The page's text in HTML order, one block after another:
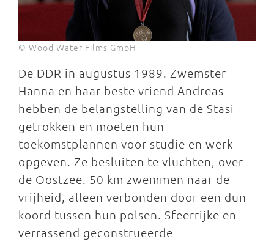
© Wood Water Films GmbH
De DDR in augustus 1989. Zwemster
Hanna en haar beste vriend Andreas
hebben de belangstelling van de Stasi
getrokken en moeten hun
toekomstplannen voor studie en werk
opgeven. Ze besluiten te vluchten, over
de Oostzee. 50 km zwemmen naar de
vrijheid, alleen verbonden door een dun
koord tussen hun polsen. Sfeerrijke en
verrassend geconstrueerde